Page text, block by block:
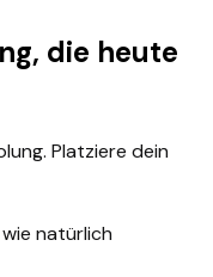
die heute
Platziere dein
natürlich